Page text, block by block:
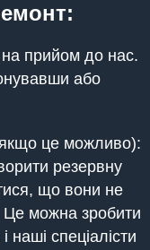
прийом до нас.
або
це можливо):
резервну
що вони не
Це можна зробити
спеціалісти